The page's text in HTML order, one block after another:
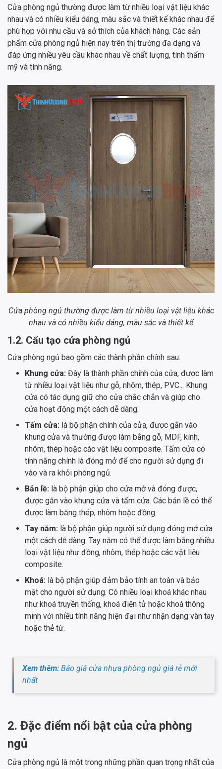
Cửa phòng ngủ thường được làm từ nhiều loại vật liệu khác
nhau và có nhiều kiểu dáng, màu sắc và thiết kế khác nhau để
phù hợp với nhu cầu và sở thích của khách hàng. Các sản
phẩm cửa phòng ngủ hiện nay trên thị trường đa dạng và
đáp ứng nhiều yêu cầu khác nhau về chất lượng, tính thẩm
mỹ và tính năng.
Cửa phòng ngủ thường được làm từ nhiều loại vật liệu khác
nhau và có nhiều kiểu dáng, màu sắc và thiết kế
1.2. Cấu tạo cửa phòng ngủ
Cửa phòng ngủ bao gồm các thành phần chính sau:
Khung cửa: Đây là thành phần chính của cửa, được làm
từ nhiều loại vật liệu như gỗ, nhôm, thép, PVC... Khung
cửa có tác dụng giữ cho cửa chắc chắn và giúp cho
cửa hoạt động một cách dễ dàng.
Tấm cửa: là bộ phận chính của cửa, được gắn vào
khung cửa và thường được làm bằng gỗ, MDF, kính,
nhôm, thép hoặc các vật liệu composite. Tấm cửa có
tính năng chính là đóng mở để cho người sử dụng đi
vào và ra khỏi phòng ngủ.
Bản lề: là bộ phận giúp cho cửa mở và đóng được,
được gắn vào khung cửa và tấm cửa. Các bản lề có thể
được làm bằng thép, nhôm hoặc đồng.
Tay nắm: là bộ phận giúp người sử dụng đóng mở cửa
một cách dễ dàng. Tay nắm có thể được làm bằng nhiều
loại vật liệu như đồng, nhôm, thép hoặc các vật liệu
composite.
Khoá: là bộ phận giúp đảm bảo tính an toàn và bảo
mật cho người sử dụng. Có nhiều loại khoá khác nhau
như khoá truyền thống, khoá điện tử hoặc khoá thông
minh với nhiều tính năng hiện đại như nhận dạng vân tay
hoặc thẻ từ.
Xem thêm: Báo giá cửa nhựa phòng ngủ giá rẻ mới
nhất
2. Đặc điểm nổi bật của cửa phòng
ngủ
Cửa phòng ngủ là một trong những phần quan trọng nhất của